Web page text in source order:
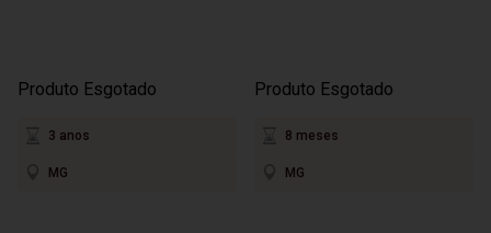
Produto Esgotado
3 anos
MG
Produto Esgotado
8 meses
MG